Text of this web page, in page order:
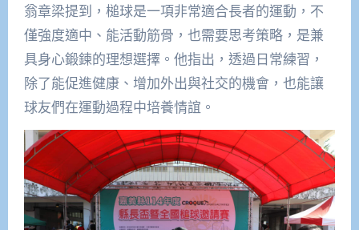
翁章梁提到，槌球是一項非常適合長者的運動，不
僅強度適中、能活動筋骨，也需要思考策略，是兼
具身心鍛鍊的理想選擇。他指出，透過日常練習，
除了能促進健康、增加外出與社交的機會，也能讓
球友們在運動過程中培養情誼。